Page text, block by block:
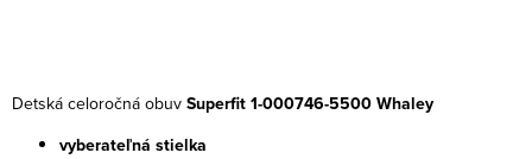
Detská celoročná obuv Superfit 1-000746-5500 Whaley
vyberateľná stielka